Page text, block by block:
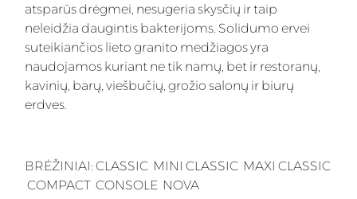
atsparūs drėgmei, nesugeria skysčių ir taip
neleidžia daugintis bakterijoms. Solidumo ervei
suteikiančios lieto granito medžiagos yra
naudojamos kuriant ne tik namų, bet ir restoranų,
kavinių, barų, viešbučių, grožio salonų ir biurų
erdves.
BRĖŽINIAI: CLASSIC MINI CLASSIC MAXI CLASSIC
COMPACT CONSOLE NOVA